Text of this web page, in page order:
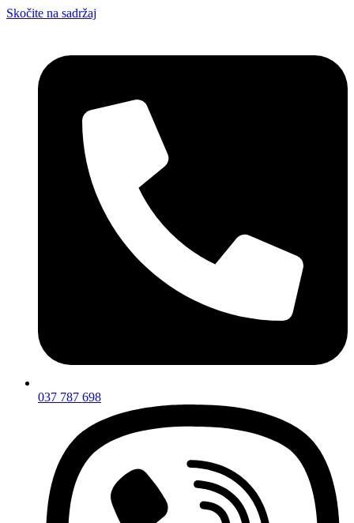
Skočite na sadržaj
037 787 698